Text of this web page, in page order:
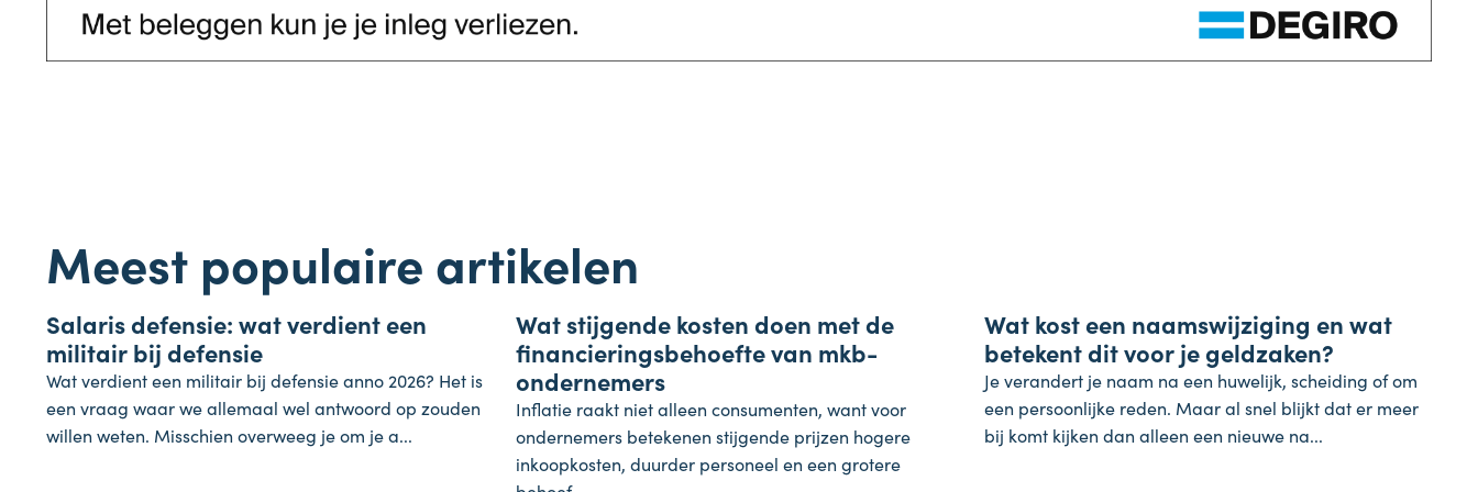
Meest populaire artikelen
7 augustus 2026
Salaris
Salaris defensie: wat verdient een
militair bij defensie
Wat verdient een militair bij defensie anno 2026? Het is
een vraag waar we allemaal wel antwoord op zouden
willen weten. Misschien overweeg je om je a...
4 augustus 2026
Onderneming
Wat stijgende kosten doen met de
financieringsbehoefte van mkb-
ondernemers
Inflatie raakt niet alleen consumenten, want voor
ondernemers betekenen stijgende prijzen hogere
inkoopkosten, duurder personeel en een grotere
31 juli 2026
Wat kost een naamswijziging en wat
betekent dit voor je geldzaken?
Je verandert je naam na een huwelijk, scheiding of om
een persoonlijke reden. Maar al snel blijkt dat er meer
bij komt kijken dan alleen een nieuwe na...